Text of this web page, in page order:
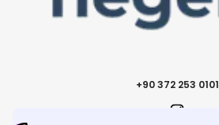
+90 372 253 0101